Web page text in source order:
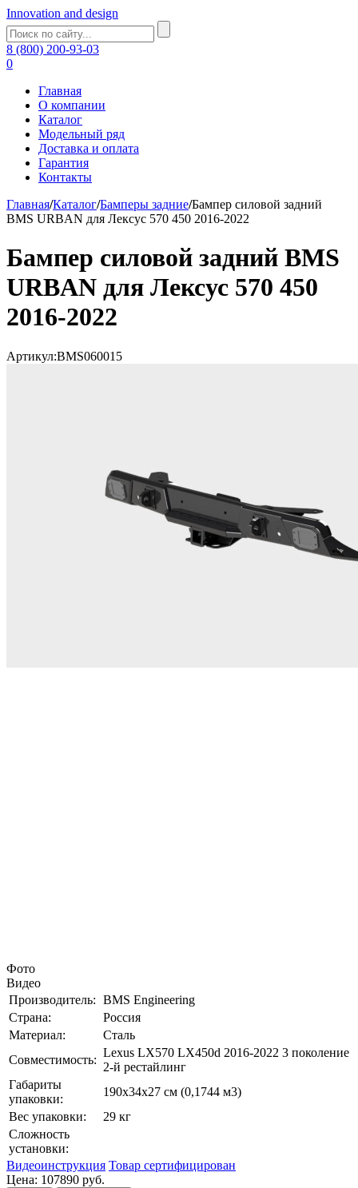
Innovation and design
8 (800) 200-93-03
0
Главная
О компании
Каталог
Модельный ряд
Доставка и оплата
Гарантия
Контакты
Главная/Каталог/Бамперы задние/Бампер силовой задний
BMS URBAN для Лексус 570 450 2016-2022
Бампер силовой задний BMS
URBAN для Лексус 570 450
2016-2022
Артикул:BMS060015
Фото
Видео
Производитель: BMS Engineering
Страна:
Россия
Материал:
Сталь
Совместимость:
Lexus LX570 LX450d 2016-2022 3 поколение
2-й рестайлинг
Габариты
упаковки:
190х34х27 см (0,1744 м3)
Вес упаковки:
29 кг
Сложность
установки:
Видеоинструкция Товар сертифицирован
Цена: 107890 руб.